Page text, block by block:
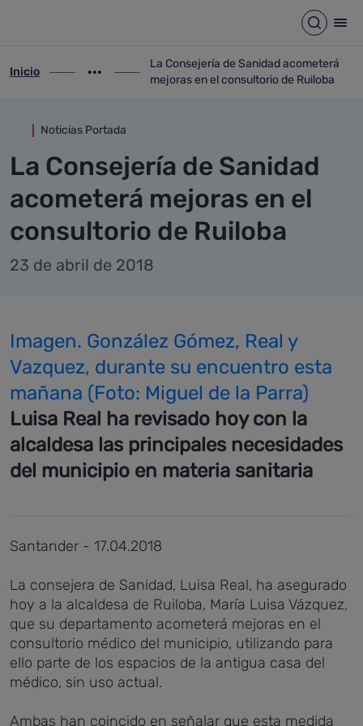
Abrir
ir-a inicio
Inicio
Mostrar opciones del camino de migas
ir-a La Consejería de Sanidad
La Consejería de Sanidad acometerá
mejoras en el consultorio de Ruiloba
Noticias Portada
La Consejería de Sanidad
acometerá mejoras en el
consultorio de Ruiloba
23 de abril de 2018
Imagen. González Gómez, Real y
Vazquez, durante su encuentro esta
mañana (Foto: Miguel de la Parra)
Luisa Real ha revisado hoy con la
alcaldesa las principales necesidades
del municipio en materia sanitaria
Santander - 17.04.2018
La consejera de Sanidad, Luisa Real, ha asegurado
hoy a la alcaldesa de Ruiloba, María Luisa Vázquez,
que su departamento acometerá mejoras en el
consultorio médico del municipio, utilizando para
ello parte de los espacios de la antigua casa del
médico, sin uso actual.
Ambas han coincido en señalar que esta medida